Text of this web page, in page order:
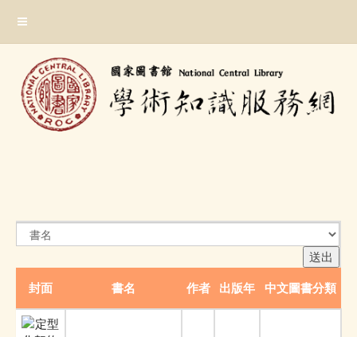
主
封面 書名 作者 出版年 中文圖書分類